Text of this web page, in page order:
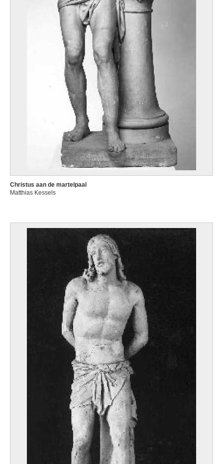
Christus aan de martelpaal
Matthias Kessels